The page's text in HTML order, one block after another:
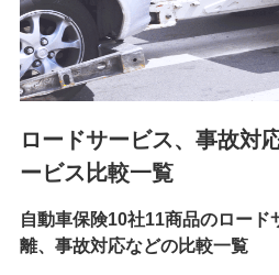
8.取引先個人情報
取引先としての選定業務、営業情
続き業務、取引管理業務、および
のため
9.お問い合わせ情報
各種お問い合わせに対応するため
10.受託業務の 個人情報
受託業務の遂行およびこれらに準
ロードサービス、事故対
ービス比較一覧
自動車保険10社11商品のロード
離、事故対応などの比較一覧